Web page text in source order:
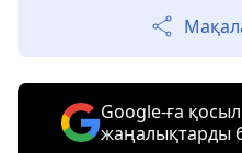
Google-ға
жаңалықтарды